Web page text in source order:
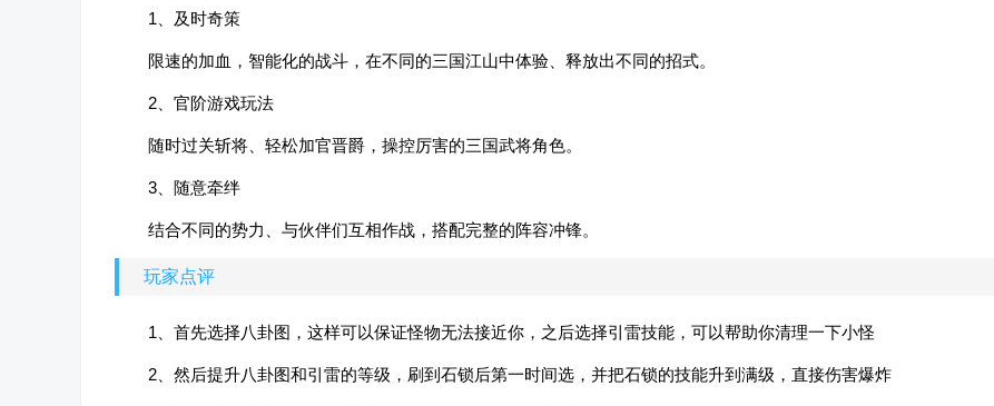
1、及时奇策
限速的加血，智能化的战斗，在不同的三国江山中体验、释放出不同的招式。
2、官阶游戏玩法
随时过关斩将、轻松加官晋爵，操控厉害的三国武将角色。
3、随意牵绊
结合不同的势力、与伙伴们互相作战，搭配完整的阵容冲锋。
玩家点评
1、首先选择八卦图，这样可以保证怪物无法接近你，之后选择引雷技能，可以帮助你清理一下小怪
2、然后提升八卦图和引雷的等级，刷到石锁后第一时间选，并把石锁的技能升到满级，直接伤害爆炸